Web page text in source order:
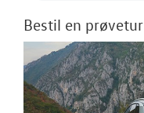
Bestil en prøvetur